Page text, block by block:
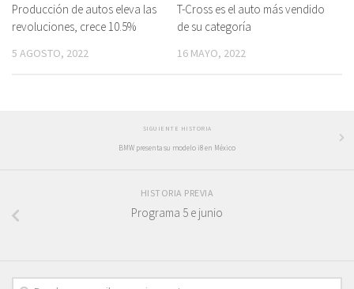
Producción de autos eleva las
revoluciones, crece 10.5%
5 AGOSTO, 2022
T-Cross es el auto más vendido
de su categoría
16 MAYO, 2022
SIGUIENTE HISTORIA
BMW presenta su modelo i8 en México
HISTORIA PREVIA
Programa 5 e junio